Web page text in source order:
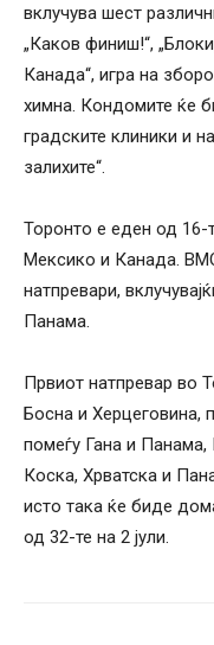
вклучува шест
„Каков финиш!“,
Канада“, игра на
химна. Кондомите ќе
градските клиники и
залихите“.
Торонто е еден од
Мексико и Канада.
натпревари,
Панама.
Првиот натпревар во
Босна и Херцеговина,
помеѓу Гана и Панама,
Коска, Хрватска и
исто така ќе биде
од 32-те на 2 јули.